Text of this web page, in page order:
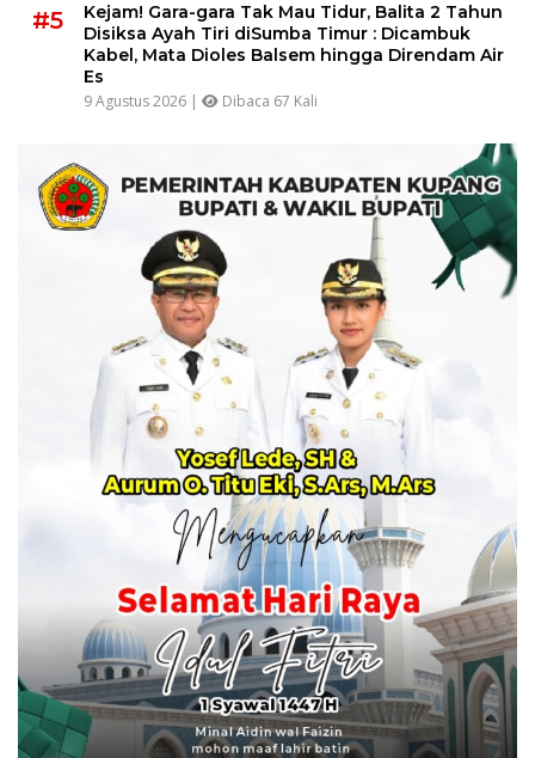
#5
Kejam! Gara-gara Tak Mau Tidur, Balita 2 Tahun
Disiksa Ayah Tiri diSumba Timur : Dicambuk
Kabel, Mata Dioles Balsem hingga Direndam Air
Es
9 Agustus 2026 | Dibaca 67 Kali